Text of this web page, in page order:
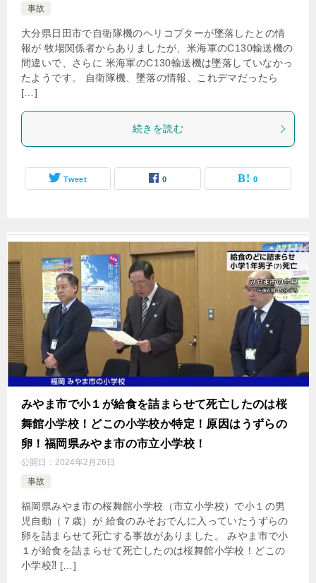
事故
大分県日田市で自衛隊機のヘリコプターが墜落したとの情
報が 牧場関係者からありましたが、米海軍のC130輸送機の
間違いで、さらに 米海軍のC130輸送機は墜落していなかっ
たようです。 自衛隊機、墜落の情報、これデマだったら
[…]
続きを読む
Tweet 0 0
みやま市で小１が給食を詰まらせて死亡したのは桜
舞館小学校！どこの小学校か特定！原因はうずらの
卵！福岡県みやま市の市立小学校！
公開日： 2024年2月26日
事故
福岡県みやま市の桜舞館小学校（市立小学校）で小１の男
児自動（７歳）が 給食のみそおでんに入っていたうずらの
卵を詰まらせて死亡する事故がありました。 みやま市で小
１が給食を詰まらせて死亡したのは桜舞館小学校！どこの
小学校⁈ […]